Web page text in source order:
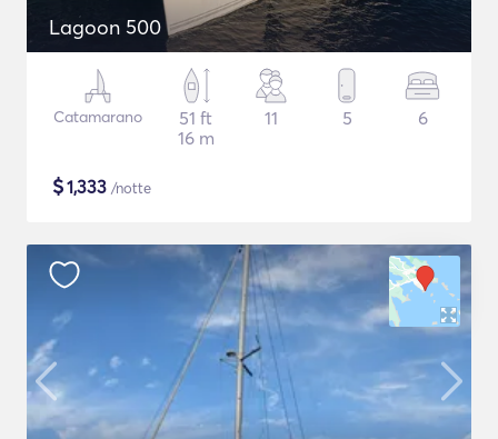
Lagoon 500
Catamarano
51 ft
16 m
11 5 6
$1,333 /notte